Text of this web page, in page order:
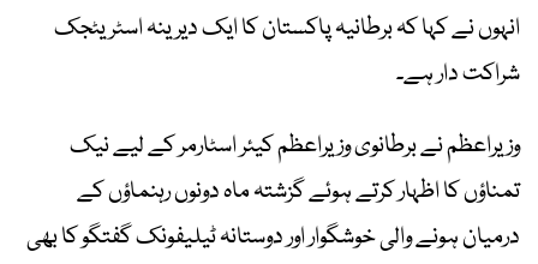
انہوں نے کہا کہ برطانیہ پاکستان کا ایک دیرینہ اسٹریٹجک
شراکت دار ہے۔
وزیراعظم نے برطانوی وزیراعظم کیئر اسٹارمر کے لیے نیک
تمناؤں کا اظہار کرتے ہوئے گزشتہ ماہ دونوں رہنماؤں کے
درمیان ہونے والی خوشگوار اور دوستانہ ٹیلیفونک گفتگو کا بھی